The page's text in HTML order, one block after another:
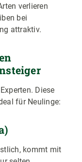
verlieren
bei
attraktiv.
Diese
für Neulinge:
kommt mit